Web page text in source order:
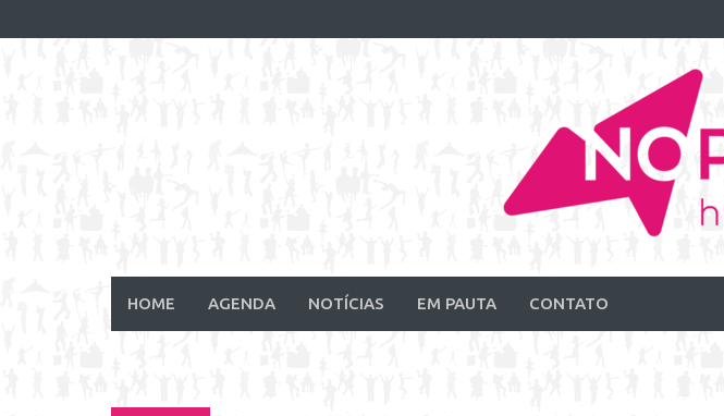
to
HOME AGENDA NOTÍCIAS EM PAUTA CONTATO